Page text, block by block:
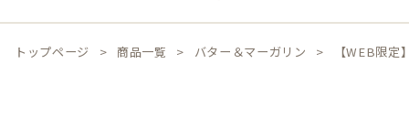
トップページ 商品一覧 バター＆マーガリン 【WEB限